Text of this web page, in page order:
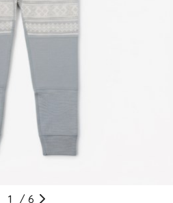
1 / 6